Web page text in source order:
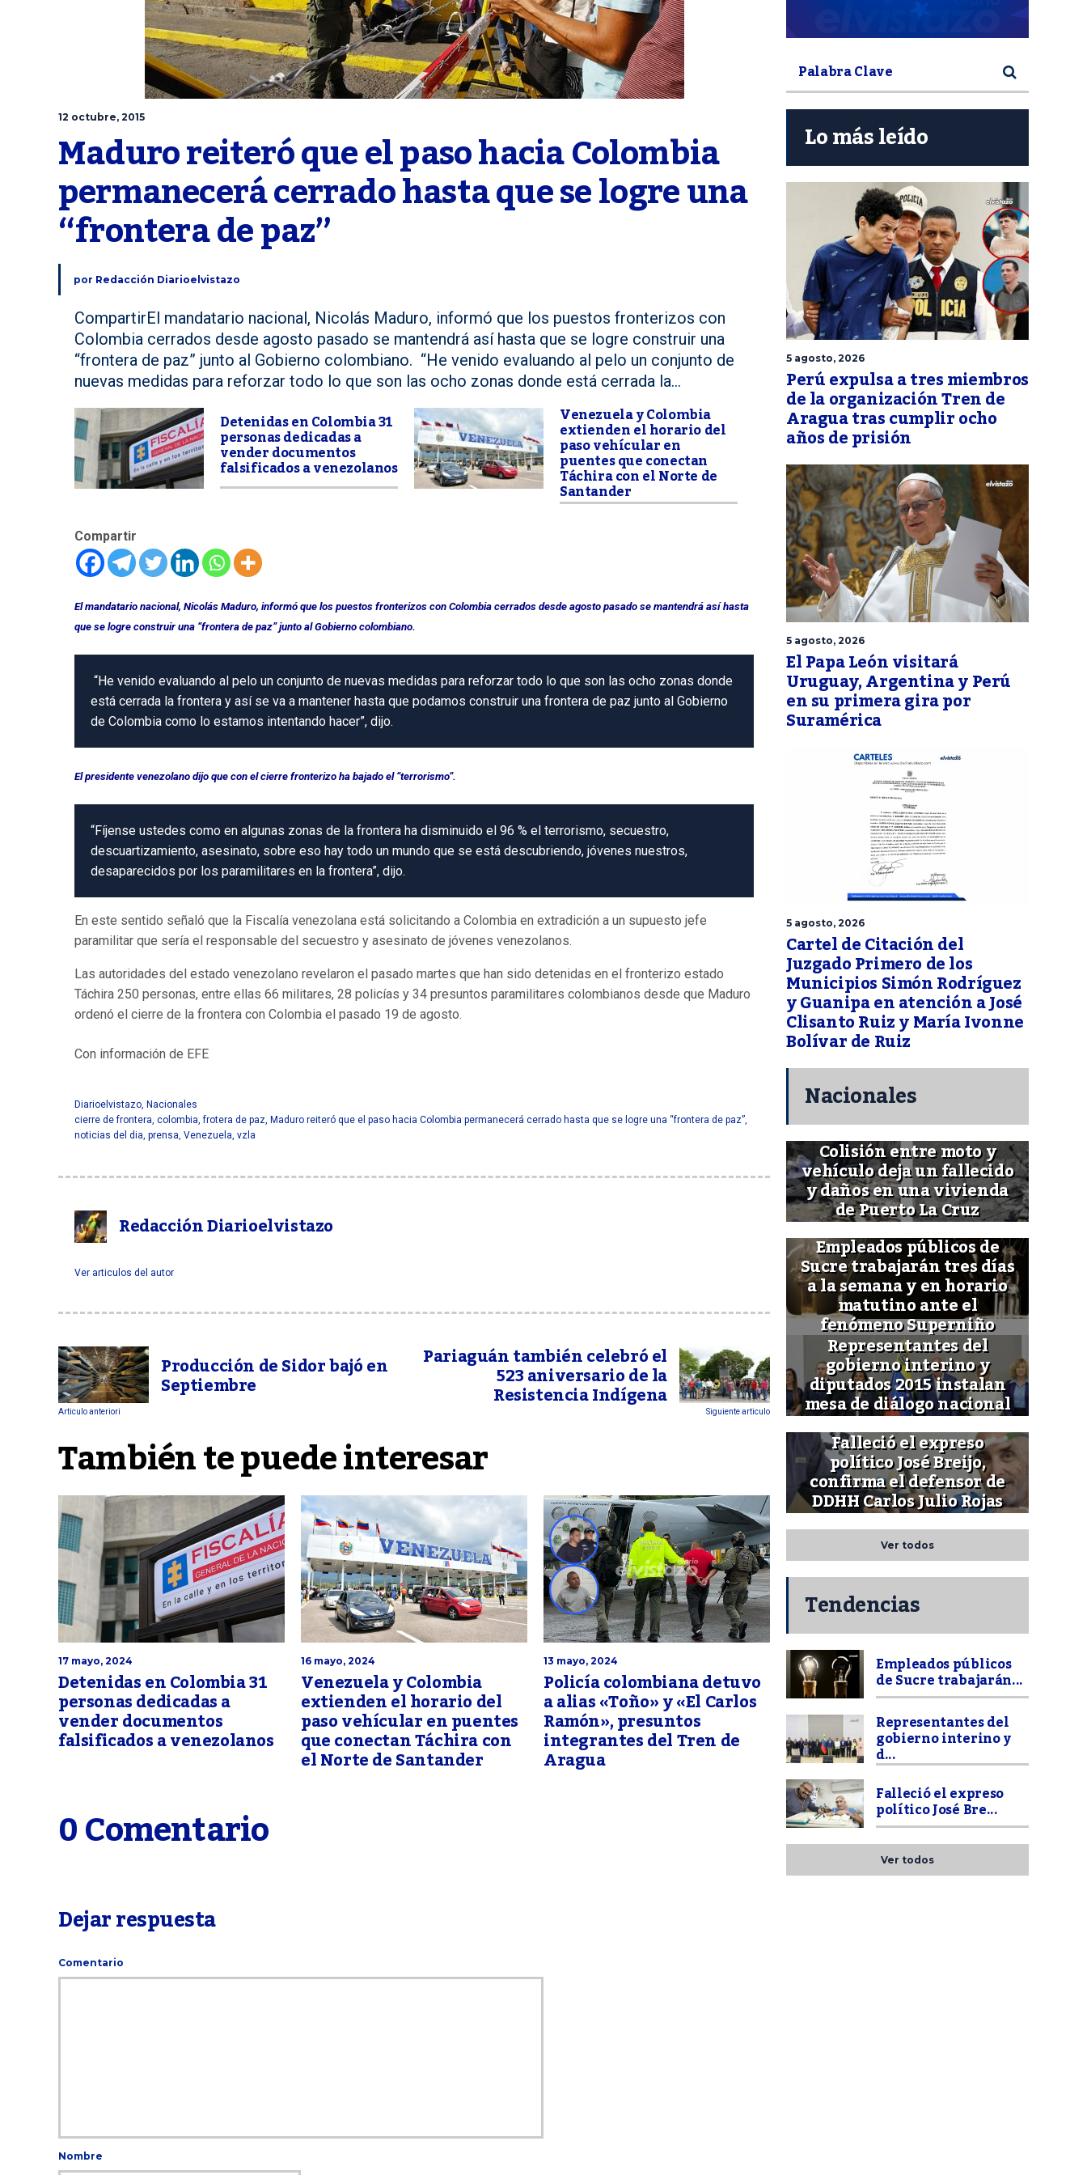
12 octubre, 2015
Maduro reiteró que el paso hacia Colombia
permanecerá cerrado hasta que se logre una
“frontera de paz”
por Redacción Diarioelvistazo
CompartirEl mandatario nacional, Nicolás Maduro, informó que los puestos fronterizos con
Colombia cerrados desde agosto pasado se mantendrá así hasta que se logre construir una
“frontera de paz” junto al Gobierno colombiano. “He venido evaluando al pelo un conjunto de
nuevas medidas para reforzar todo lo que son las ocho zonas donde está cerrada la...
Detenidas en Colombia 31
personas dedicadas a
vender documentos
falsificados a venezolanos
Venezuela y Colombia
extienden el horario del
paso vehícular en
puentes que conectan
Táchira con el Norte de
Santander
Compartir
El mandatario nacional, Nicolás Maduro, informó que los puestos fronterizos con Colombia cerrados desde agosto pasado se mantendrá así hasta
que se logre construir una “frontera de paz” junto al Gobierno colombiano.
“He venido evaluando al pelo un conjunto de nuevas medidas para reforzar todo lo que son las ocho zonas donde
está cerrada la frontera y así se va a mantener hasta que podamos construir una frontera de paz junto al Gobierno
de Colombia como lo estamos intentando hacer”, dijo.
El presidente venezolano dijo que con el cierre fronterizo ha bajado el “terrorismo”.
“Fíjense ustedes como en algunas zonas de la frontera ha disminuido el 96 % el terrorismo, secuestro,
descuartizamiento, asesinato, sobre eso hay todo un mundo que se está descubriendo, jóvenes nuestros,
desaparecidos por los paramilitares en la frontera”, dijo.
En este sentido señaló que la Fiscalía venezolana está solicitando a Colombia en extradición a un supuesto jefe
paramilitar que sería el responsable del secuestro y asesinato de jóvenes venezolanos.
Las autoridades del estado venezolano revelaron el pasado martes que han sido detenidas en el fronterizo estado
Táchira 250 personas, entre ellas 66 militares, 28 policías y 34 presuntos paramilitares colombianos desde que Maduro
ordenó el cierre de la frontera con Colombia el pasado 19 de agosto.
Con información de EFE
Diarioelvistazo Nacionales
cierre de frontera colombia ,frotera de paz Maduro reiteró que el paso hacia Colombia permanecerá cerrado hasta que se logre una “frontera de paz”
noticias del dia prensa Venezuela vzla
Redacción Diarioelvistazo
Ver articulos del autor
Producción de Sidor bajó en
Septiembre
Articulo anteriori
Pariaguán también celebró el
523 aniversario de la
Resistencia Indígena Siguiente articulo
También te puede interesar
17 mayo, 2024
Detenidas en Colombia 31
personas dedicadas a
vender documentos
falsificados a venezolanos
16 mayo, 2024
Venezuela y Colombia
extienden el horario del
paso vehícular en puentes
que conectan Táchira con
el Norte de Santander
13 mayo, 2024
Policía colombiana detuvo
a alias «Toño» y «El Carlos
Ramón», presuntos
integrantes del Tren de
Aragua
0 Comentario
Dejar respuesta
Comentario
Nombre
Lo más leído
5 agosto, 2026
Perú expulsa a tres miembros
de la organización Tren de
Aragua tras cumplir ocho
años de prisión
5 agosto, 2026
El Papa León visitará
Uruguay, Argentina y Perú
en su primera gira por
Suramérica
5 agosto, 2026
Cartel de Citación del
Juzgado Primero de los
Municipios Simón Rodríguez
y Guanipa en atención a José
Clisanto Ruiz y María Ivonne
Bolívar de Ruiz
Nacionales
Colisión entre moto y
vehículo deja un fallecido
y daños en una vivienda
de Puerto La Cruz
Empleados públicos de
Sucre trabajarán tres días
a la semana y en horario
matutino ante el
fenómeno Superniño
Representantes del
gobierno interino y
diputados 2015 instalan
mesa de diálogo nacional
Falleció el expreso
político José Breijo,
confirma el defensor de
DDHH Carlos Julio Rojas
Ver todos
Tendencias
Empleados públicos
de Sucre trabajarán...
Representantes del
gobierno interino y
d...
Falleció el expreso
político José Bre...
Ver todos